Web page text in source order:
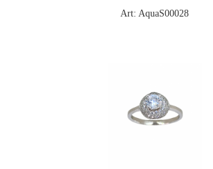
Art: AquaS00028